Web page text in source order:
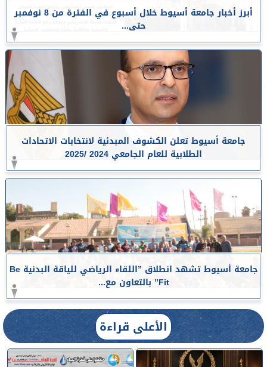
أبرز أخبار جامعة أسيوط خلال أسبوع في الفترة من 8 نوفمبر
حتى...
جامعة أسيوط تعلن الكشوف المبدئية لانتخابات الاتحادات
الطلابية للعام الجامعي 2024 /2025
جامعة أسيوط تشهد انطلاق ”اللقاء الرياضي للياقة البدنية Be
Fit” بالتعاون مع...
الأعلى قراءة